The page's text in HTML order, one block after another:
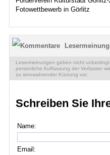
Fotowettbewerb in Görlitz
Lesermeinungen geben nicht
persönliche Auffassung der Verfasser
zu sinnwahrender Kürzung vor.
Schreiben Sie
Name:
Email: